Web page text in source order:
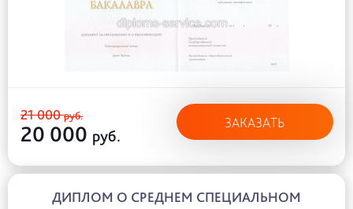
21 000руб.
20 000 руб.
ЗАКАЗАТЬ
ДИПЛОМ О СРЕДНЕМ СПЕЦИАЛЬНОМ